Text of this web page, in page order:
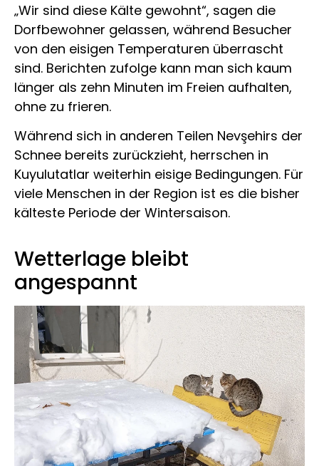
„Wir sind diese Kälte gewohnt“, sagen die
Dorfbewohner gelassen, während Besucher
von den eisigen Temperaturen überrascht
sind. Berichten zufolge kann man sich kaum
länger als zehn Minuten im Freien aufhalten,
ohne zu frieren.
Während sich in anderen Teilen Nevşehirs der
Schnee bereits zurückzieht, herrschen in
Kuyulutatlar weiterhin eisige Bedingungen. Für
viele Menschen in der Region ist es die bisher
kälteste Periode der Wintersaison.
Wetterlage bleibt
angespannt